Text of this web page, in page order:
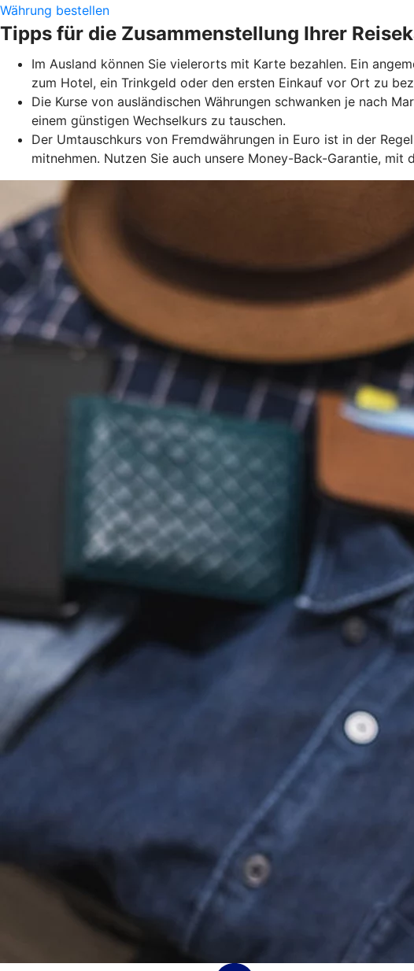
Währung bestellen
Tipps für die Zusammenstellung Ihrer
Im Ausland können Sie vielerorts mit Karte bezahlen. Ein
zum Hotel, ein Trinkgeld oder den ersten Einkauf vor Ort zu
Die Kurse von ausländischen Währungen schwanken je nach
einem günstigen Wechselkurs zu tauschen.
Der Umtauschkurs von Fremdwährungen in Euro ist in der
mitnehmen. Nutzen Sie auch unsere Money-Back-Garantie,